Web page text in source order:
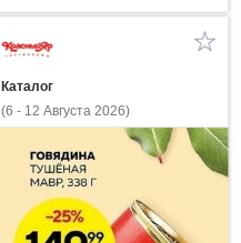
Каталог
(6 - 12 Августа 2026)